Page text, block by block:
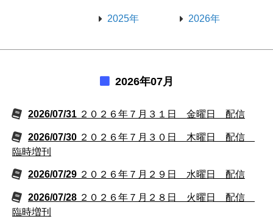
2025年 2026年
2026年07月
2026/07/31 ２０２６年７月３１日 金曜日 配信
2026/07/30 ２０２６年７月３０日 木曜日 配信
臨時増刊
2026/07/29 ２０２６年７月２９日 水曜日 配信
2026/07/28 ２０２６年７月２８日 火曜日 配信
臨時増刊